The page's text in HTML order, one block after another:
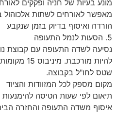
מונע בעיות של חניה ופקקים
מאפשר לאורחים לשתות אלכוהול
הורדה ואיסוף בדיוק בזמן שנקבע
5. הסעות לנמל התעופה
נסיעה לשדה התעופה עם קבוצת
להיות
שטס לחו"ל בקבוצה.
מקום מספק לכל המזוודות והציוד
תיאום לפי שעות הטיסה
איסוף משדה התעופה והחזרה